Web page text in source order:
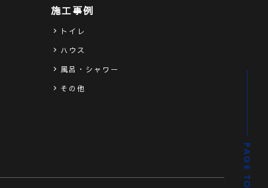
施工事例
トイレ
ハウス
風呂・シャワー
その他